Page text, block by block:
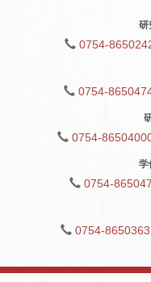
研
0754-
0754-
0754-
学
0754-
0754-